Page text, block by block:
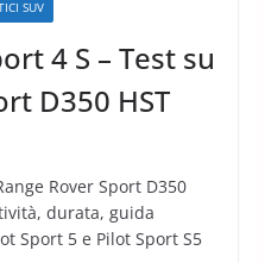
SUV
4 S – Test su
D350 HST
Rover Sport D350
durata, guida
Sport 5 e Pilot Sport S5